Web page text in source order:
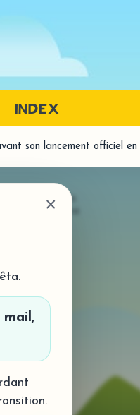
INDEX
-
-
réservés
confidentialité
son lancement officiel en
×
mail,